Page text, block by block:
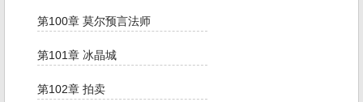
第100章 莫尔预言法师
第101章 冰晶城
第102章 拍卖